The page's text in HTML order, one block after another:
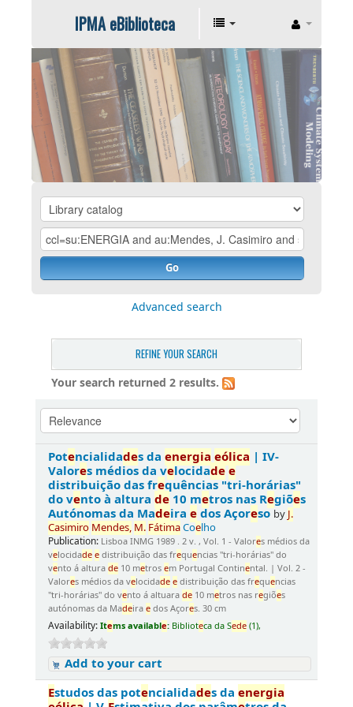
IPMA eBiblioteca
Go
Advanced search
REFINE YOUR SEARCH
Your search returned 2 results.
Potencialidades daenergia eólica | IV-
Valores médios da velocidadee
distribuição das frequências "tri-horárias"
do vento à alturade 10 metros nas Regiões
Autónomas da Madeiraedos Açoresoby J.
Casimiro Mendes, M. FátimaCoelho
Publication: Lisboa INMG 1989 . 2 v. , Vol. 1 - Valores médios da
velocidade e distribuição das frequencias "tri-horárias" do
vento á alturade 10 metrosem Portugal Continental. | Vol. 2 -
Valores médios da velocidade e distribuição das frequencias
"tri-horárias" do vento á altuarade 10 metros nas regiões
autónomas da Madeirae dos Açores. 30 cm
Availability: Items available: Biblioteca da Sede (1),
Add to your cart
Estudos das potencialidades daenergia